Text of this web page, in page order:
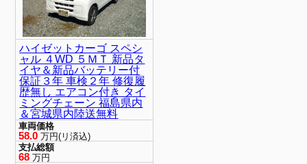
ハイゼットカーゴ スペシ
ャル ４WD ５ＭＴ 新品タ
イヤ＆新品バッテリー付
保証３年 車検２年 修復履
歴無し エアコン付き タイ
ミングチェーン 福島県内
＆宮城県内陸送無料
車両価格
58.0 万円(リ済込)
支払総額
68 万円